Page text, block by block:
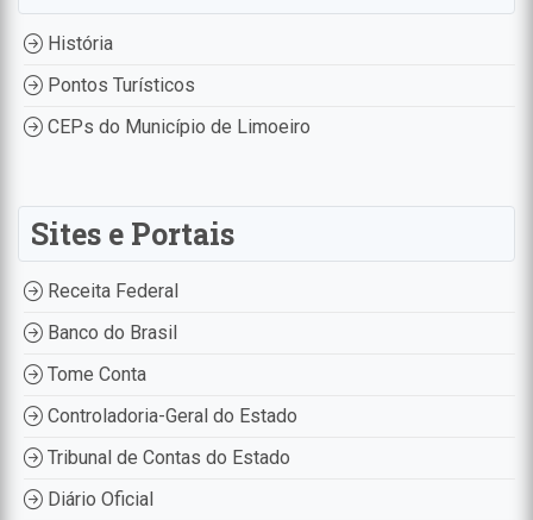
História
Pontos Turísticos
CEPs do Município de Limoeiro
Sites e Portais
Receita Federal
Banco do Brasil
Tome Conta
Controladoria-Geral do Estado
Tribunal de Contas do Estado
Diário Oficial